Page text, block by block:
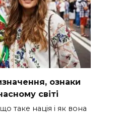
ознаки
світі
таке нація і як вона